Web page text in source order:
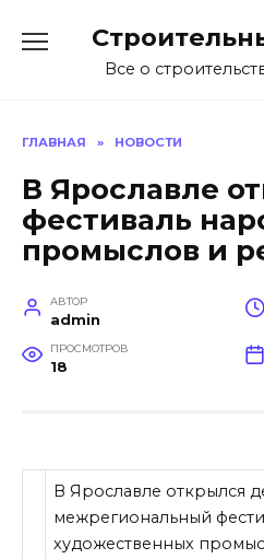
содержаниюВсе о
ГЛАВНАЯ » НОВОСТИ
В Ярославле
фестиваль
промыслов и
АВТОР
admin
ПРОСМОТРОВ
18
В Ярославле открылся
межрегиональный
художественных